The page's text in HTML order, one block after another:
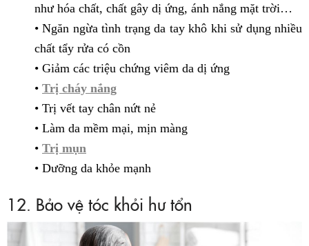
như hóa chất, chất gây dị ứng, ánh nắng mặt trời…
• Ngăn ngừa tình trạng da tay khô khi sử dụng nhiều
chất tẩy rửa có cồn
• Giảm các triệu chứng viêm da dị ứng
• Trị cháy nắng
• Trị vết tay chân nứt nẻ
• Làm da mềm mại, mịn màng
• Trị mụn
• Dưỡng da khỏe mạnh
12. Bảo vệ tóc khỏi hư tổn